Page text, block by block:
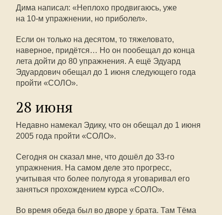
Дима написал: «Неплохо продвигаюсь, уже
на 10-м упражнении, но приболел».
Если он только на десятом, то тяжеловато,
наверное, придётся… Но он пообещал до конца
лета дойти до 80 упражнения. А ещё Эдуард
Эдуардович обещал до 1 июня следующего года
пройти «СОЛО».
28 июня
Недавно намекал Эдику, что он обещал до 1 июня
2005 года пройти «СОЛО».
Сегодня он сказал мне, что дошёл до 33-го
упражнения. На самом деле это прогресс,
учитывая что более полугода я уговаривал его
заняться прохождением курса «СОЛО».
Во время обеда был во дворе у брата. Там Тёма